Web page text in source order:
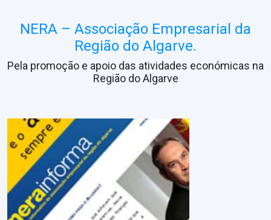
NERA – Associação Empresarial da
Região do Algarve.
Pela promoção e apoio das atividades económicas na
Região do Algarve